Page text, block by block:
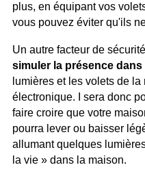
plus, en équipant vos
vous pouvez éviter qu'ils
Un autre facteur de
simuler la présence dans
lumières et les volets de
électronique. I sera donc
faire croire que votre
pourra lever ou baisser
allumant quelques
la vie » dans la maison.